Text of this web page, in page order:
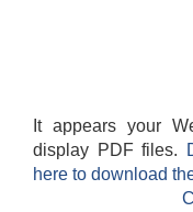
It appears your
display PDF files.
here to download